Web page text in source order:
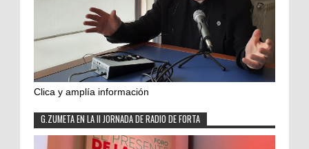
Clica y amplía información
G.ZUMETA EN LA II JORNADA DE RADIO DE FORTA